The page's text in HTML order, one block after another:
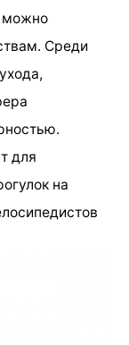
можно
Среди
для
на